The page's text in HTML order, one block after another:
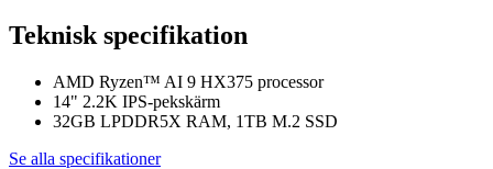
Teknisk specifikation
AMD Ryzen™ AI 9 HX375 processor
14" 2.2K IPS-pekskärm
32GB LPDDR5X RAM, 1TB M.2 SSD
Se alla specifikationer